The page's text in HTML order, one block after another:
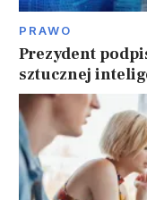
PRAWO
Prezydent
sztucznej